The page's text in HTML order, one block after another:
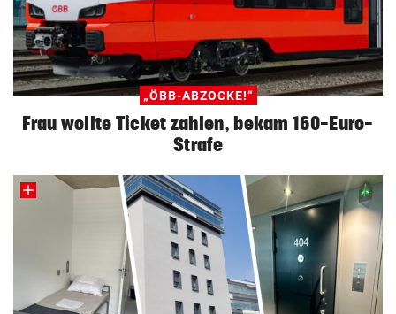
„ÖBB-ABZOCKE!“
Frau wollte Ticket zahlen, bekam 160-Euro-
Strafe